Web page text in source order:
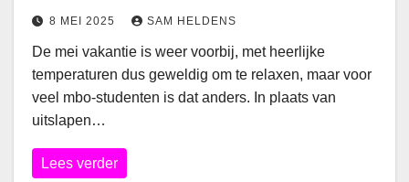
8 MEI 2025 SAM HELDENS
De mei vakantie is weer voorbij, met heerlijke
temperaturen dus geweldig om te relaxen, maar voor
veel mbo-studenten is dat anders. In plaats van
uitslapen…
Lees verder